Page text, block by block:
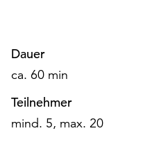
verwendeten
Cookies
erreichen
Sie
Dauer
ca. 60 min
Teilnehmer
mind. 5, max. 20